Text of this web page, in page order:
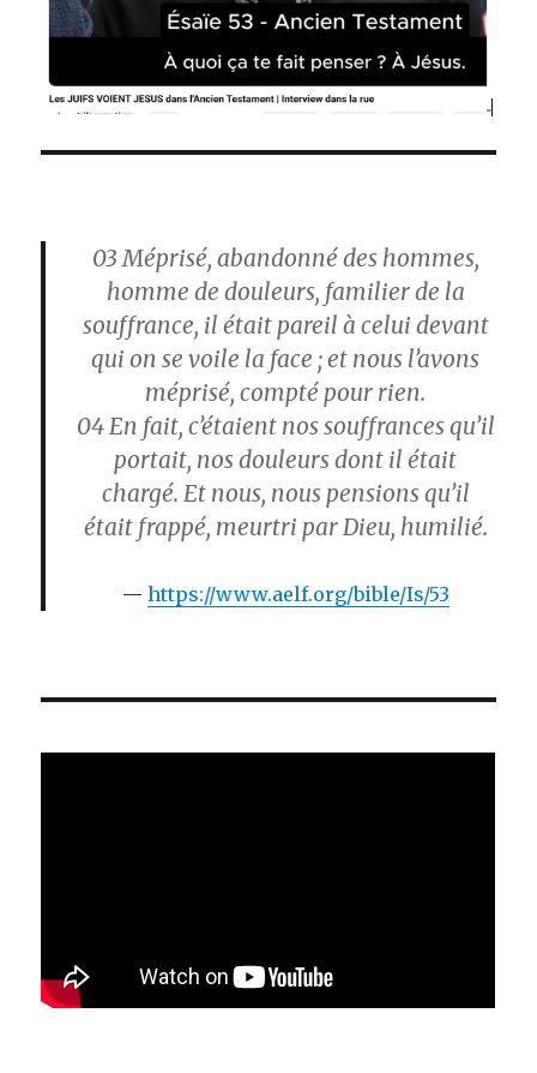
03Méprisé, abandonné des hommes,
homme de douleurs, familier de la
souffrance, il était pareil à celui devant
qui on se voile la face ; et nous l’avons
méprisé, compté pour rien.
04En fait, c’étaient nos souffrances qu’il
portait, nos douleurs dont il était
chargé. Et nous, nous pensions qu’il
était frappé, meurtri par Dieu, humilié.
https://www.aelf.org/bible/Is/53